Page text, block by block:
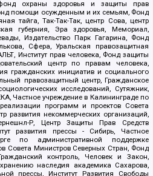
охраны здоровья и защиты прав
помощи осужденным и их семьям, Фонд
тайга, Так-Так-Так, центр Сова, центр
губерния, Эра здоровья, Мемориал,
Издательство Парк Гагарина, Фонд
Сфера, Уральская правозащитная
Институт прав человека, Фонд защиты
центр по правам человека,
гражданских инициатив и социального
правозащитный центр, Гражданское
исследований, Сутяжник,
учреждение в Калининграде по
программ и проектов Совета
развития некоммерческих организаций,
Р, Центр Защиты Прав Средств
развития прессы - Сибирь, Частное
по административной поддержке
Совета Министров Северных Стран, Фонд
контроль, Человек и Закон,
наследия академика Сахарова,
прессы, Институт Развития Свободы